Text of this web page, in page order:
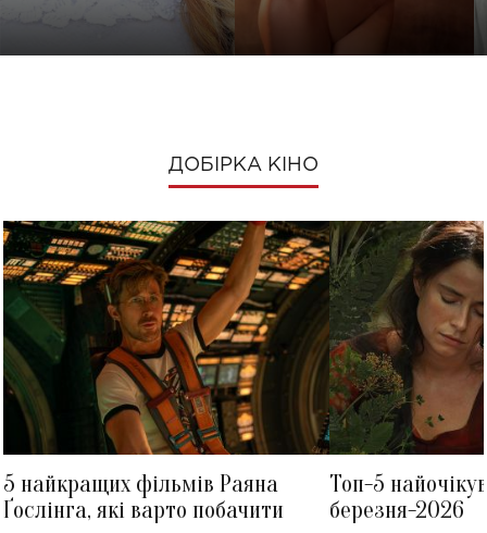
ДОБІРКА КІНО
5 найкращих фільмів Раяна
Ґослінга, які варто побачити
Топ-5
березня-2026